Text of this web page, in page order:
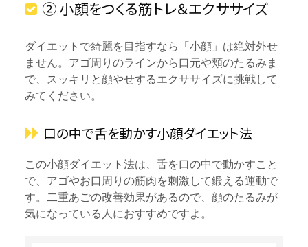
② 小顔をつくる筋トレ＆エクササイズ
ダイエットで綺麗を目指すなら「小顔」は絶対外せ
ません。アゴ周りのラインから口元や頬のたるみま
で、スッキリと顔やせするエクササイズに挑戦して
みてください。
口の中で舌を動かす小顔ダイエット法
この小顔ダイエット法は、舌を口の中で動かすこと
で、アゴやお口周りの筋肉を刺激して鍛える運動で
す。二重あごの改善効果があるので、顔のたるみが
気になっている人におすすめですよ。